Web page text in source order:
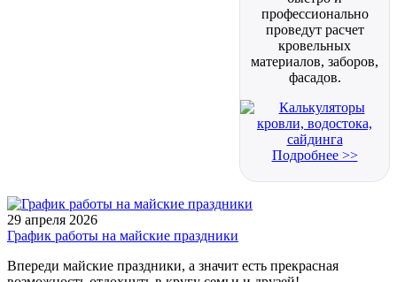
профессионально
проведут расчет
кровельных
материалов, заборов,
фасадов.
Подробнее >>
29 апреля 2026
График работы на майские праздники
Впереди майские праздники, а значит есть прекрасная